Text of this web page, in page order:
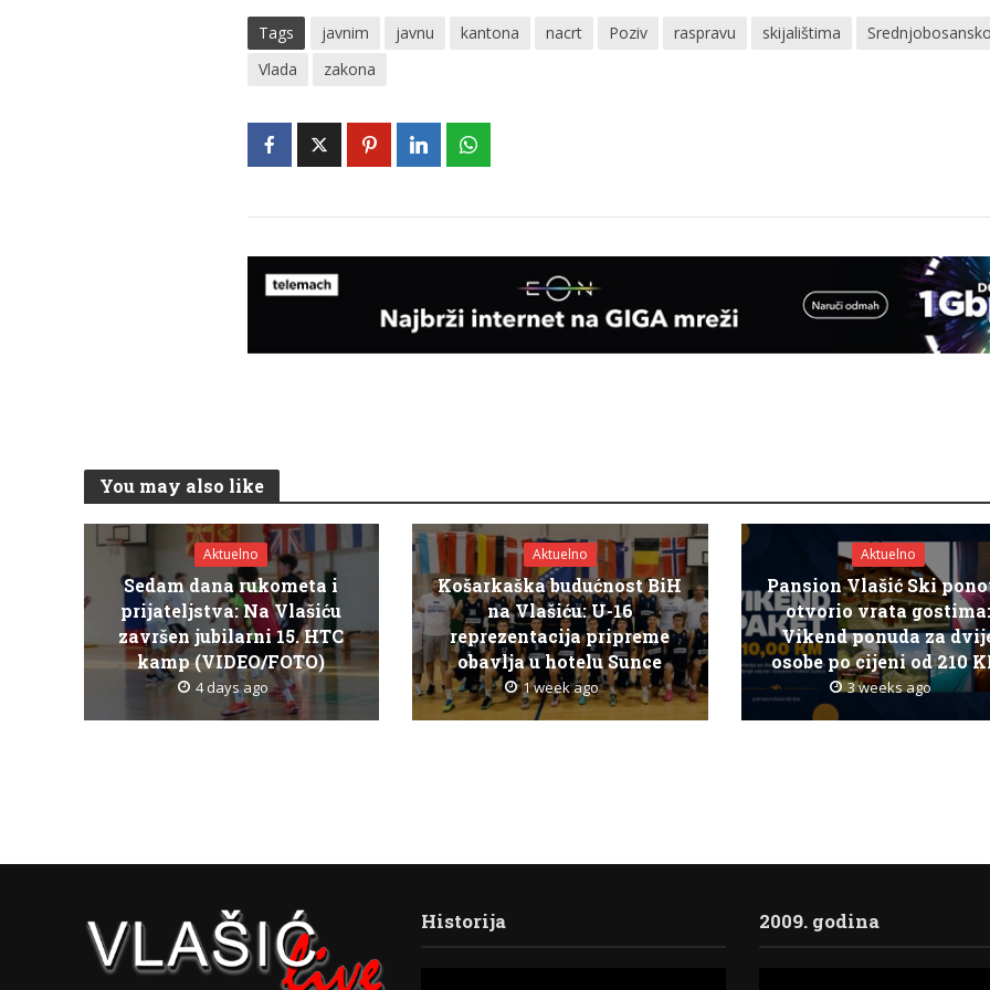
Tags javnim javnu kantona nacrt Poziv raspravu skijalištima
Vlada
zakona
You may also like
Aktuelno
Sedam dana rukometa i
prijateljstva: Na Vlašiću
završen jubilarni 15. HTC
kamp (VIDEO/FOTO)
4 days ago
Aktuelno
Košarkaška budućnost BiH
na Vlašiću: U-16
reprezentacija pripreme
obavlja u hotelu Sunce
1 week ago
Aktuelno
Pansion Vlašić Ski
otvorio vrata
Vikend ponuda za
osobe po cijeni od 210
3 weeks ago
Historija 2009. godina